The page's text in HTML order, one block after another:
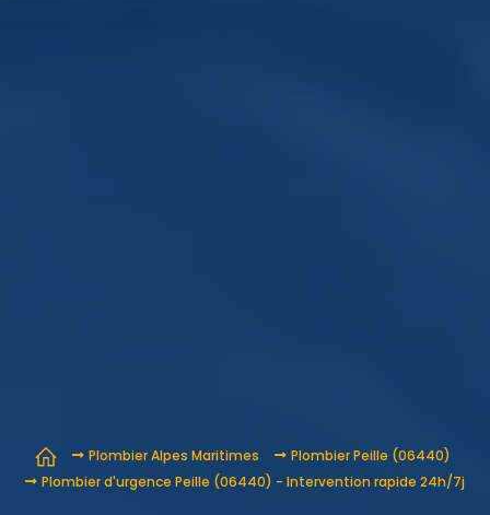
Plombier Alpes Maritimes
Plombier Peille (06440)
Plombier d'urgence Peille (06440) - Intervention rapide 24h/7j